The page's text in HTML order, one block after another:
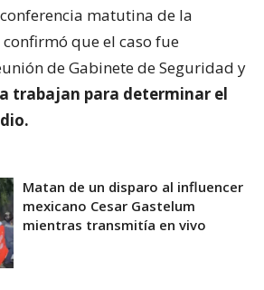
matutina de la
que el caso fue
de Gabinete de Seguridad y
trabajan para determinar el
Matan de un disparo al influencer
mexicano Cesar Gastelum
mientras transmitía en vivo